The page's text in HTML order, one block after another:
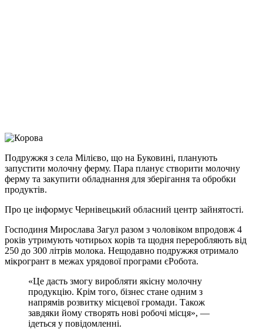
Link
Print
Подружжя з села Мілієво, що на Буковині, планують
запустити молочну ферму. Пара планує створити молочну
ферму та закупити обладнання для зберігання та обробки
продуктів.
Про це інформує Чернівецький обласний центр зайнятості.
Господиня Мирослава Загул разом з чоловіком впродовж 4
років утримують чотирьох корів та щодня переробляють від
250 до 300 літрів молока. Нещодавно подружжя отримало
мікрогрант в межах урядової програми єРобота.
«Це дасть змогу виробляти якісну молочну
продукцію. Крім того, бізнес стане одним з
напрямів розвитку місцевої громади. Також
завдяки йому створять нові робочі місця», —
ідеться у повідомленні.